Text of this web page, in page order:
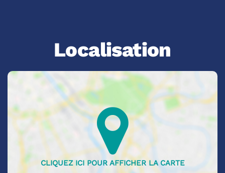
Localisation